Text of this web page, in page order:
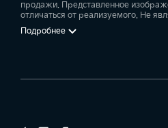
продажи. Представленное
отличаться от реализуемого. Не
Подробнее